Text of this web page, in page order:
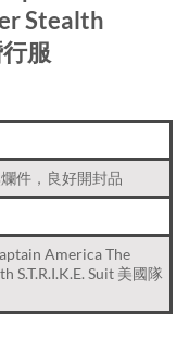
Stealth
服
件，良好開封品
America The
S.T.R.I.K.E. Suit 美國隊